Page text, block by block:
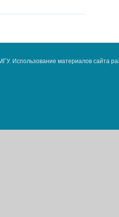
Использование материалов сайта